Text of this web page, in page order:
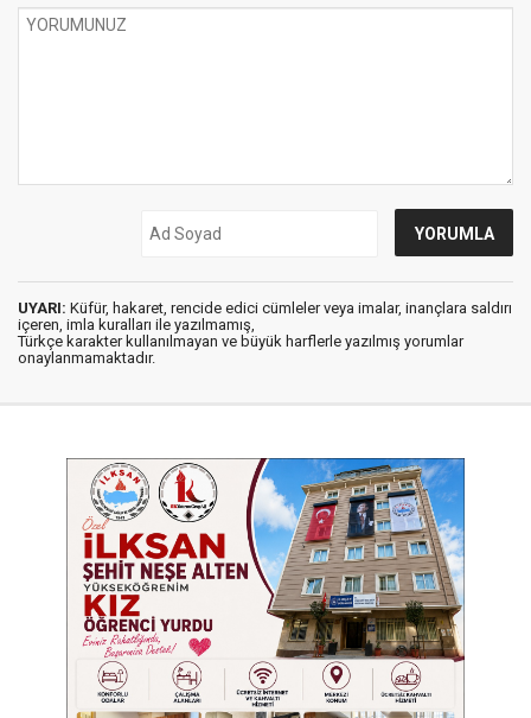
UYARI: Küfür, hakaret, rencide edici cümleler veya imalar, inançlara saldırı
içeren, imla kuralları ile yazılmamış,
Türkçe karakter kullanılmayan ve büyük harflerle yazılmış yorumlar
onaylanmamaktadır.